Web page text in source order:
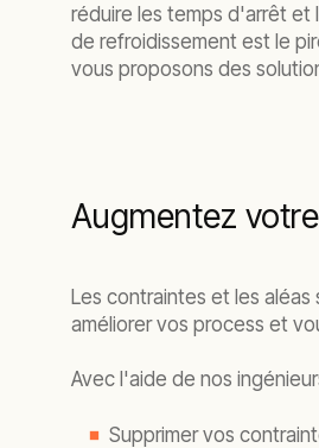
réduire les temps d'arrêt et
de refroidissement est le
vous proposons des
Augmentez
Les contraintes et les
améliorer vos process et
Avec l'aide de nos
Supprimer vos